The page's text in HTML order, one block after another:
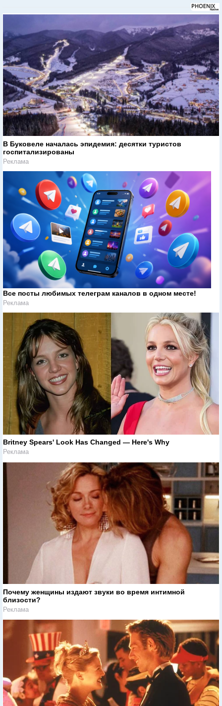
В Буковеле началась эпидемия: десятки туристов
госпитализированы
Реклама
Все посты любимых телеграм каналов в одном месте!
Реклама
Britney Spears' Look Has Changed — Here's Why
Реклама
Почему женщины издают звуки во время интимной
близости?
Реклама